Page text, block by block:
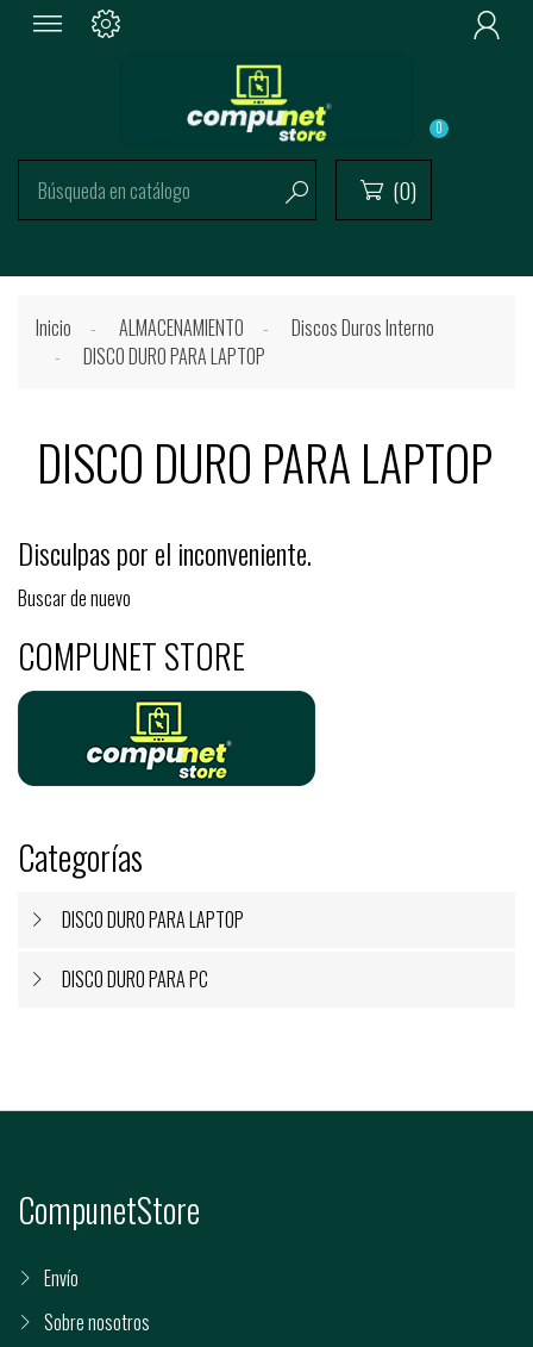

  (0)
0
Inicio ALMACENAMIENTO
Discos Duros Interno
DISCO DURO PARA LAPTOP
COMPUNET STORE
Categorías
DISCO DURO PARA LAPTOP
DISCO DURO PARA PC
DISCO DURO PARA LAPTOP
Disculpas por el inconveniente.
Buscar de nuevo
CompunetStore
Envío
Sobre nosotros